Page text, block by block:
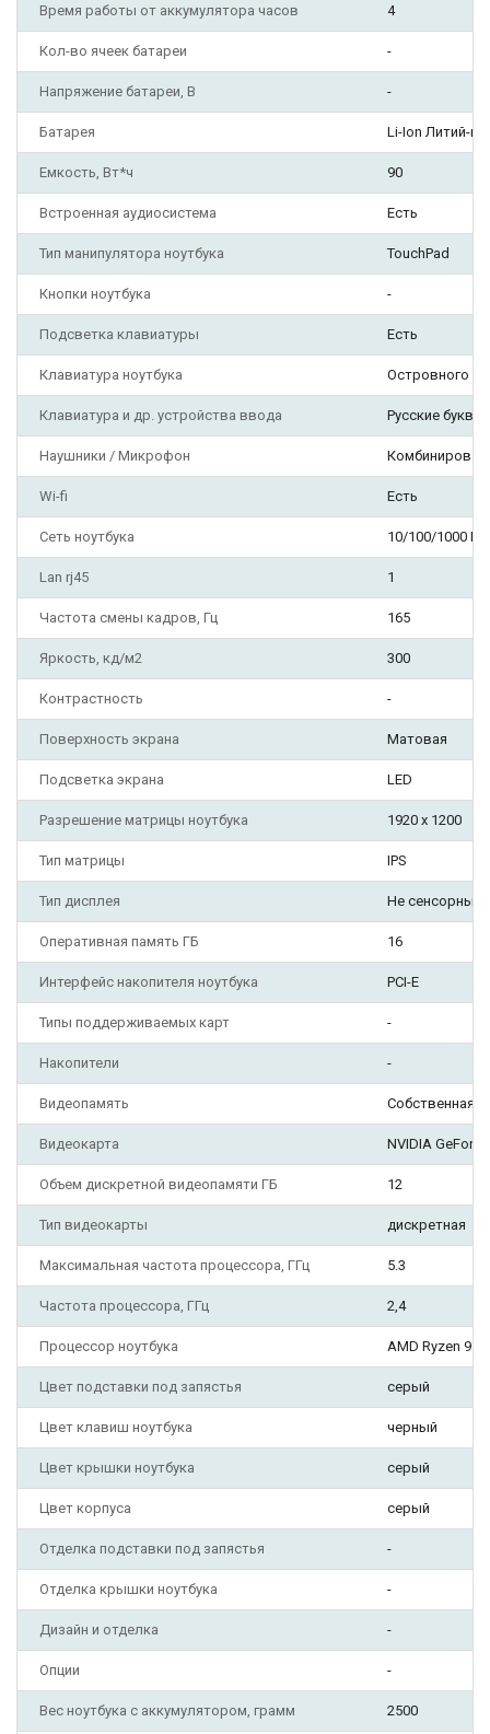
Время работы от аккумулятора часов 4
Кол-во ячеек батареи -
Напряжение батареи, В -
Батарея Li-Ion Литий-
Емкость, Вт*ч 90
Встроенная аудиосистема Есть
Тип манипулятора ноутбука TouchPad
Кнопки ноутбука -
Подсветка клавиатуры Есть
Клавиатура ноутбука Островного
Клавиатура и др. устройства ввода Русские буквы
Наушники / Микрофон
Wi-fi Есть
Сеть ноутбука 10/100/1000
Lan rj45 1
Частота смены кадров, Гц 165
Яркость, кд/м2 300
Контрастность -
Поверхность экрана Матовая
Подсветка экрана LED
Разрешение матрицы ноутбука 1920 x 1200
Тип матрицы IPS
Тип дисплея Не сенсорный
Оперативная память ГБ 16
Интерфейс накопителя ноутбука PCI-E
Типы поддерживаемых карт -
Накопители -
Видеопамять Собственная
Видеокарта NVIDIA
Объем дискретной видеопамяти ГБ 12
Тип видеокарты дискретная
Максимальная частота процессора, ГГц 5.3
Частота процессора, ГГц 2,4
Процессор ноутбука AMD Ryzen 9
Цвет подставки под запястья серый
Цвет клавиш ноутбука черный
Цвет крышки ноутбука серый
Цвет корпуса серый
Отделка подставки под запястья -
Отделка крышки ноутбука -
Дизайн и отделка -
Опции -
Вес ноутбука с аккумулятором, грамм 2500